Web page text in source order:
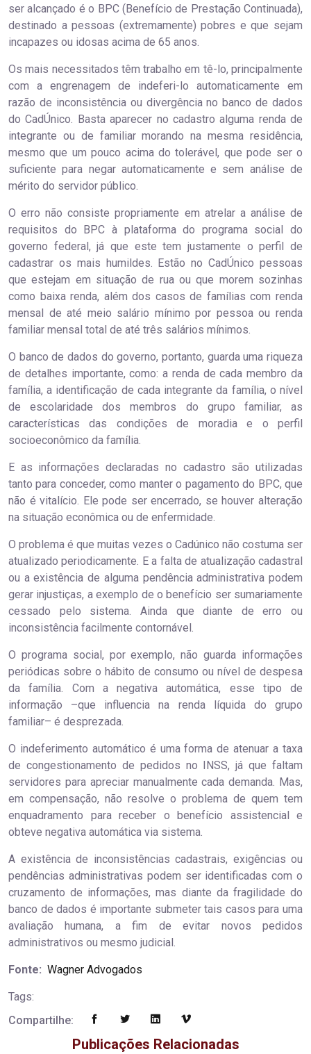
ser alcançado é o BPC (Benefício de Prestação Continuada),
destinado a pessoas (extremamente) pobres e que sejam
incapazes ou idosas acima de 65 anos.
Os mais necessitados têm trabalho em tê-lo, principalmente
com a engrenagem de indeferi-lo automaticamente em
razão de inconsistência ou divergência no banco de dados
do CadÚnico. Basta aparecer no cadastro alguma renda de
integrante ou de familiar morando na mesma residência,
mesmo que um pouco acima do tolerável, que pode ser o
suficiente para negar automaticamente e sem análise de
mérito do servidor público.
O erro não consiste propriamente em atrelar a análise de
requisitos do BPC à plataforma do programa social do
governo federal, já que este tem justamente o perfil de
cadastrar os mais humildes. Estão no CadÚnico pessoas
que estejam em situação de rua ou que morem sozinhas
como baixa renda, além dos casos de famílias com renda
mensal de até meio salário mínimo por pessoa ou renda
familiar mensal total de até três salários mínimos.
O banco de dados do governo, portanto, guarda uma riqueza
de detalhes importante, como: a renda de cada membro da
família, a identificação de cada integrante da família, o nível
de escolaridade dos membros do grupo familiar, as
características das condições de moradia e o perfil
socioeconômico da família.
E as informações declaradas no cadastro são utilizadas
tanto para conceder, como manter o pagamento do BPC, que
não é vitalício. Ele pode ser encerrado, se houver alteração
na situação econômica ou de enfermidade.
O problema é que muitas vezes o Cadúnico não costuma ser
atualizado periodicamente. E a falta de atualização cadastral
ou a existência de alguma pendência administrativa podem
gerar injustiças, a exemplo de o benefício ser sumariamente
cessado pelo sistema. Ainda que diante de erro ou
inconsistência facilmente contornável.
O programa social, por exemplo, não guarda informações
periódicas sobre o hábito de consumo ou nível de despesa
da família. Com a negativa automática, esse tipo de
informação –que influencia na renda líquida do grupo
familiar– é desprezada.
O indeferimento automático é uma forma de atenuar a taxa
de congestionamento de pedidos no INSS, já que faltam
servidores para apreciar manualmente cada demanda. Mas,
em compensação, não resolve o problema de quem tem
enquadramento para receber o benefício assistencial e
obteve negativa automática via sistema.
A existência de inconsistências cadastrais, exigências ou
pendências administrativas podem ser identificadas com o
cruzamento de informações, mas diante da fragilidade do
banco de dados é importante submeter tais casos para uma
avaliação humana, a fim de evitar novos pedidos
administrativos ou mesmo judicial.
Fonte: Wagner Advogados
Tags:
Compartilhe:
Publicações Relacionadas